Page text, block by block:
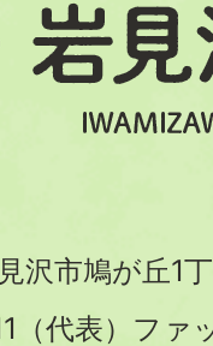
市鳩が丘1
（代表）フ